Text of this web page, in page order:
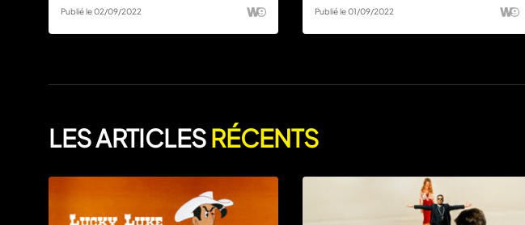
Publié le 02/09/2022
à partir de 18:50 sur W9 pour leur tout
dernier jour à Ibiza.
Publié le 01/09/2022
LES ARTICLESRÉCENTS